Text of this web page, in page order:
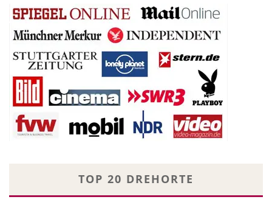
TOP 20 DREHORTE